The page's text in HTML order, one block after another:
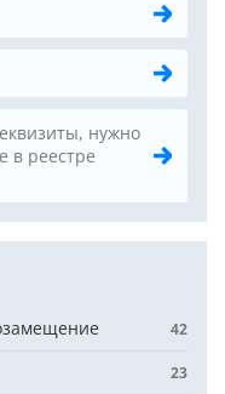
нужно
в реестре
42
23